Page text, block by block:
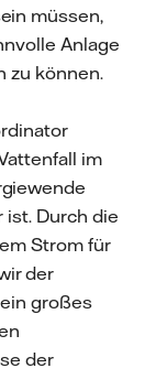
müssen,
Anlage
zu können.
im
ist. Durch die
Strom für
der
großes
der